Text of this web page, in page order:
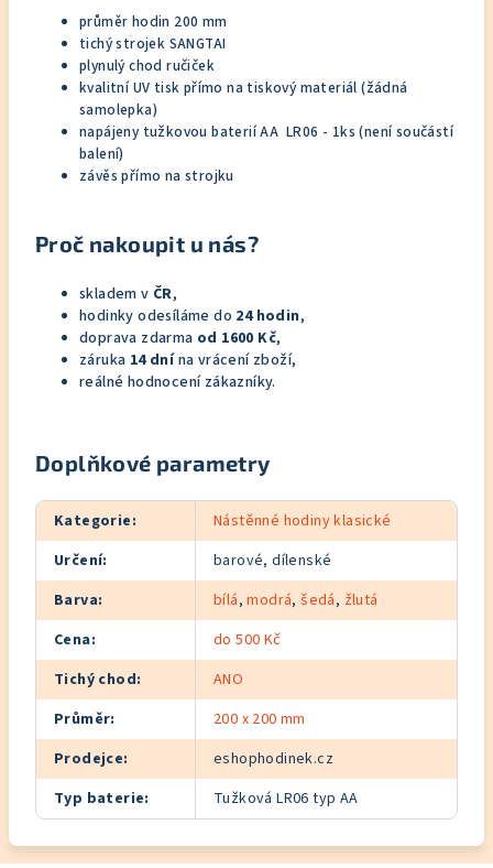
průměr hodin 200 mm
tichý strojek SANGTAI
plynulý chod ručiček
kvalitní UV tisk přímo na tiskový materiál (žádná
samolepka)
napájeny tužkovou baterií AA LR06 - 1ks (není součástí
balení)
závěs přímo na strojku
Proč nakoupit u nás?
skladem v ČR,
hodinky odesíláme do 24 hodin,
doprava zdarma od 1600 Kč,
záruka 14 dnína vrácení zboží,
reálné hodnocení zákazníky.
Doplňkové parametry
Kategorie:
Nástěnné hodiny klasické
Určení:
barové, dílenské
Barva: bílá,modrá,šedá, žlutá
Cena:
do 500 Kč
Tichý chod:
ANO
Průměr:
200 x 200 mm
Prodejce:
eshophodinek.cz
Typ baterie: Tužková LR06 typ AA